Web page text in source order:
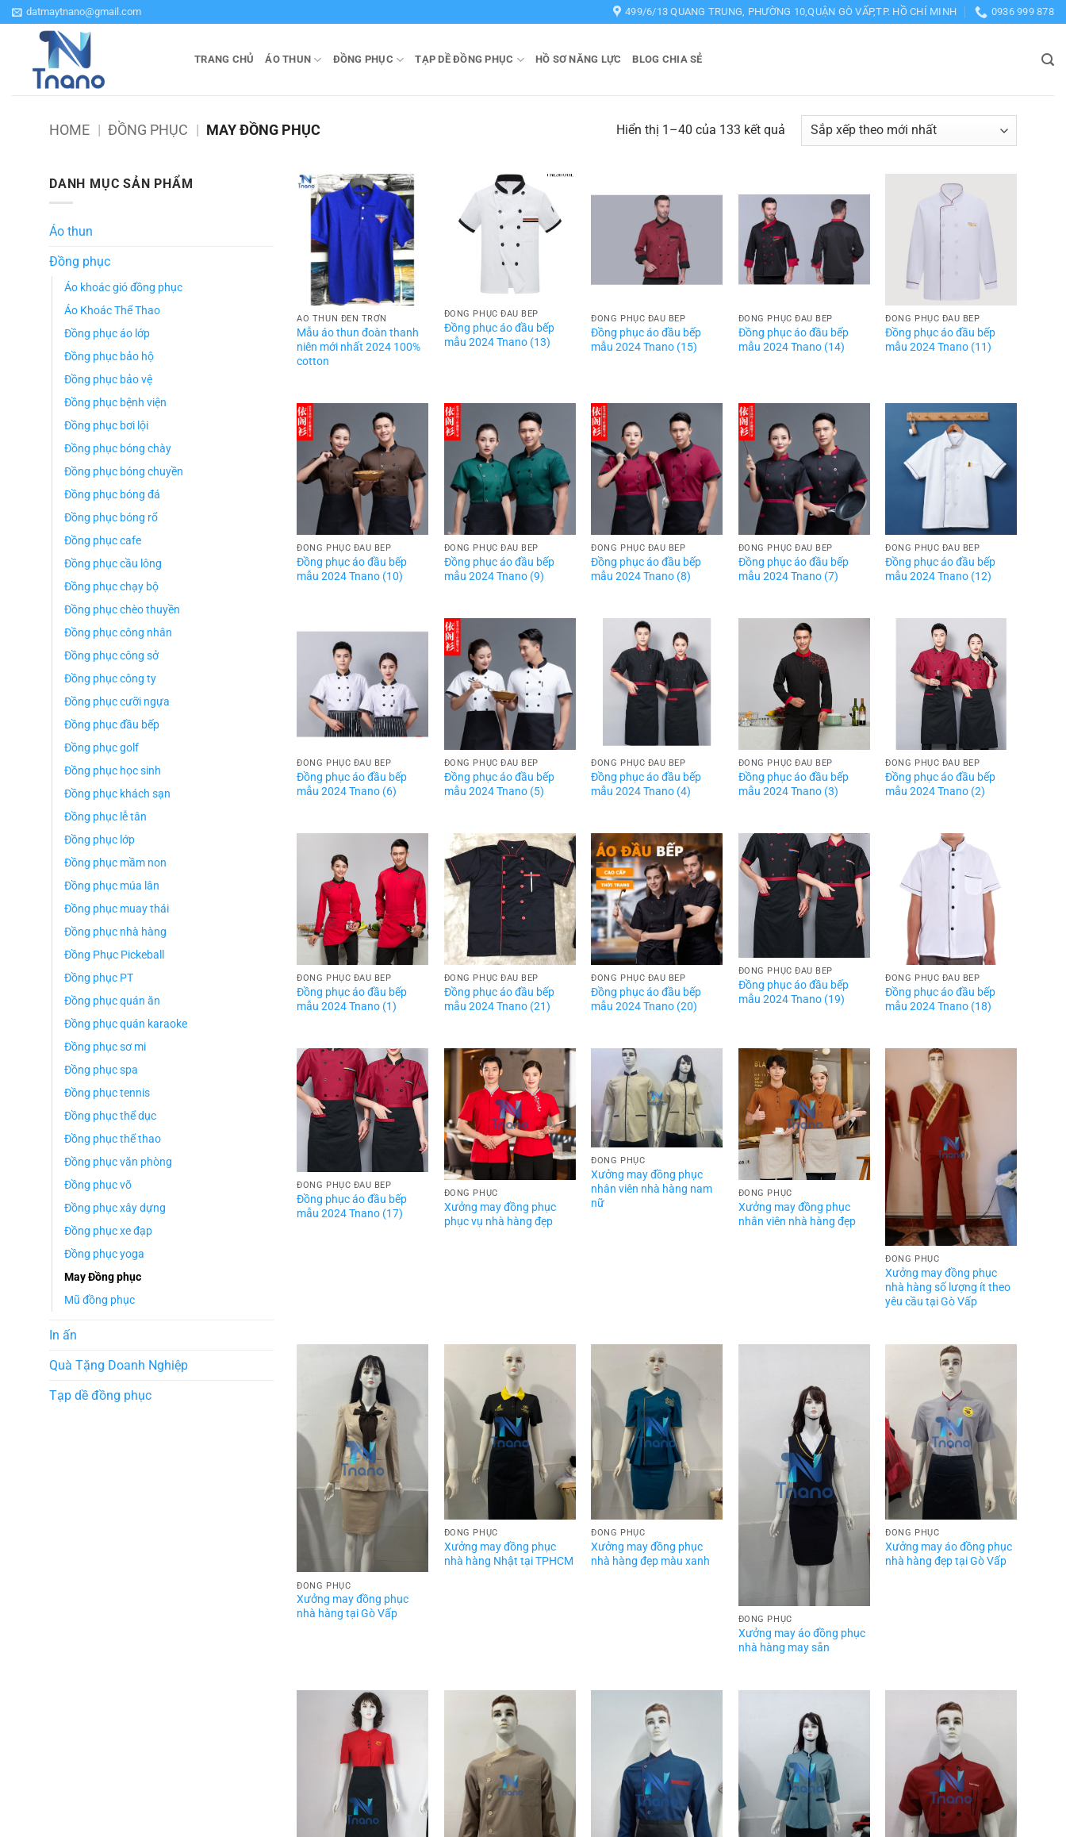
Bỏ
qua
datmaytnano@gmail.com 499/6/13 QUANG TRUNG, PHƯỜNG 10,QUẬN GÒ VẤP,TP. HỒ CHÍ MINH 0936 999 878
TRANG CHỦ ÁO THUN ĐỒNG PHỤC TẠP DỀ ĐỒNG PHỤC HỒ SƠ NĂNG LỰC BLOG CHIA SẺ
HOME | ĐỒNG PHỤC | MAY ĐỒNG PHỤC Hiển thị 1–40 của 133 kết quảĐã
sắp
nhất
DANH MỤC SẢN PHẨM
Áo thun
Đồng phục
Áo khoác gió đồng phục
Áo Khoác Thể Thao
Đồng phục áo lớp
Đồng phục bảo hộ
Đồng phục bảo vệ
Đồng phục bệnh viện
Đồng phục bơi lội
Đồng phục bóng chày
Đồng phục bóng chuyền
Đồng phục bóng đá
Đồng phục bóng rổ
Đồng phục cafe
Đồng phục cầu lông
Đồng phục chạy bộ
Đồng phục chèo thuyền
Đồng phục công nhân
Đồng phục công sở
Đồng phục công ty
Đồng phục cưỡi ngựa
Đồng phục đầu bếp
Đồng phục golf
Đồng phục học sinh
Đồng phục khách sạn
Đồng phục lễ tân
Đồng phục lớp
Đồng phục mầm non
Đồng phục múa lân
Đồng phục muay thái
Đồng phục nhà hàng
Đồng Phục Pickeball
Đồng phục PT
Đồng phục quán ăn
Đồng phục quán karaoke
Đồng phục sơ mi
Đồng phục spa
Đồng phục tennis
Đồng phục thể dục
Đồng phục thể thao
Đồng phục văn phòng
Đồng phục võ
Đồng phục xây dựng
Đồng phục xe đạp
Đồng phục yoga
May Đồng phục
Mũ đồng phục
In ấn
Quà Tặng Doanh Nghiệp
Tạp dề đồng phục
ÁO THUN ĐEN TRƠN
Mẫu áo thun đoàn thanh
niên mới nhất 2024 100%
cotton
ĐỒNG PHỤC ĐẦU BẾP
Đồng phục áo đầu bếp
mẫu 2024 Tnano (13)
ĐỒNG PHỤC ĐẦU BẾP
Đồng phục áo đầu bếp
mẫu 2024 Tnano (15)
ĐỒNG PHỤC ĐẦU BẾP
Đồng phục áo đầu bếp
mẫu 2024 Tnano (14)
ĐỒNG PHỤC ĐẦU BẾP
Đồng phục áo đầu bếp
mẫu 2024 Tnano (11)
ĐỒNG PHỤC ĐẦU BẾP
Đồng phục áo đầu bếp
mẫu 2024 Tnano (10)
ĐỒNG PHỤC ĐẦU BẾP
Đồng phục áo đầu bếp
mẫu 2024 Tnano (9)
ĐỒNG PHỤC ĐẦU BẾP
Đồng phục áo đầu bếp
mẫu 2024 Tnano (8)
ĐỒNG PHỤC ĐẦU BẾP
Đồng phục áo đầu bếp
mẫu 2024 Tnano (7)
ĐỒNG PHỤC ĐẦU BẾP
Đồng phục áo đầu bếp
mẫu 2024 Tnano (12)
ĐỒNG PHỤC ĐẦU BẾP
Đồng phục áo đầu bếp
mẫu 2024 Tnano (6)
ĐỒNG PHỤC ĐẦU BẾP
Đồng phục áo đầu bếp
mẫu 2024 Tnano (5)
ĐỒNG PHỤC ĐẦU BẾP
Đồng phục áo đầu bếp
mẫu 2024 Tnano (4)
ĐỒNG PHỤC ĐẦU BẾP
Đồng phục áo đầu bếp
mẫu 2024 Tnano (3)
ĐỒNG PHỤC ĐẦU BẾP
Đồng phục áo đầu bếp
mẫu 2024 Tnano (2)
ĐỒNG PHỤC ĐẦU BẾP
Đồng phục áo đầu bếp
mẫu 2024 Tnano (1)
ĐỒNG PHỤC ĐẦU BẾP
Đồng phục áo đầu bếp
mẫu 2024 Tnano (21)
ĐỒNG PHỤC ĐẦU BẾP
Đồng phục áo đầu bếp
mẫu 2024 Tnano (20)
ĐỒNG PHỤC ĐẦU BẾP
Đồng phục áo đầu bếp
mẫu 2024 Tnano (19)
ĐỒNG PHỤC ĐẦU BẾP
Đồng phục áo đầu bếp
mẫu 2024 Tnano (18)
ĐỒNG PHỤC ĐẦU BẾP
Đồng phục áo đầu bếp
mẫu 2024 Tnano (17)
ĐỒNG PHỤC
Xưởng may đồng phục
phục vụ nhà hàng đẹp
ĐỒNG PHỤC
Xưởng may đồng phục
nhân viên nhà hàng nam
nữ
ĐỒNG PHỤC
Xưởng may đồng phục
nhân viên nhà hàng đẹp
ĐỒNG PHỤC
Xưởng may đồng phục
nhà hàng số lượng ít theo
yêu cầu tại Gò Vấp
ĐỒNG PHỤC
Xưởng may đồng phục
nhà hàng tại Gò Vấp
ĐỒNG PHỤC
Xưởng may đồng phục
nhà hàng Nhật tại TPHCM
ĐỒNG PHỤC
Xưởng may đồng phục
nhà hàng đẹp màu xanh
ĐỒNG PHỤC
Xưởng may áo đồng phục
nhà hàng may sẵn
ĐỒNG PHỤC
Xưởng may áo đồng phục
nhà hàng đẹp tại Gò Vấp